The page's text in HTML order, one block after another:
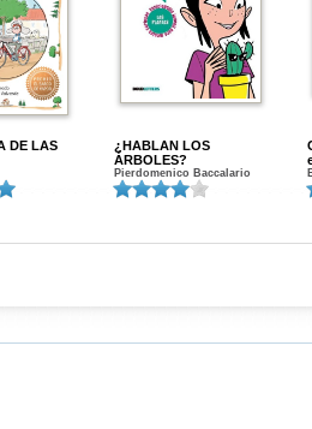
DE LAS
¿HABLAN LOS
ÁRBOLES?
Pierdomenico Baccalario